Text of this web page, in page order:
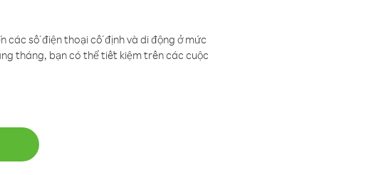
các số điện thoại cố định và di động ở mức
tháng, bạn có thể tiết kiệm trên các cuộc